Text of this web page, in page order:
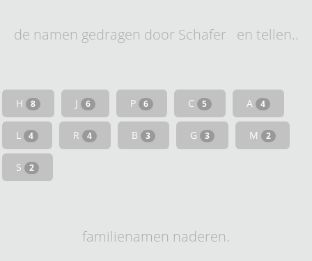
de namen gedragen door Schafer en tellen..
H 8 J 6 P 6 C 5 A 4
L 4 R 4 B 3 G 3 M 2
S 2
familienamen naderen.